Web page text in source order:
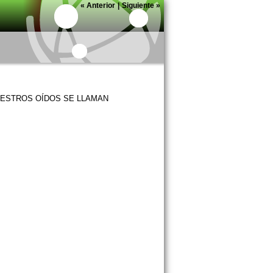
« Anterior|Siguiente»
OÍDOS SE LLAMAN